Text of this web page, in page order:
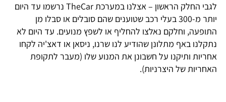
לגבי החלק הראשון – אצלנו במערכת TheCar נרשמו עד היום
יותר מ-300 בעלי רכב שטוענים שהם סובלים או סבלו מן
התופעה, וחלקם נאלצו להחליף או לשפץ מנועים. עד היום לא
נתקלנו באף מתלונן שהודיע לנו שרנו, ניסאן או דאצ'יה לקחו
אחריות ותיקנו על חשבונן את המנוע שלו (מעבר לתקופת
האחריות של היצרניות).